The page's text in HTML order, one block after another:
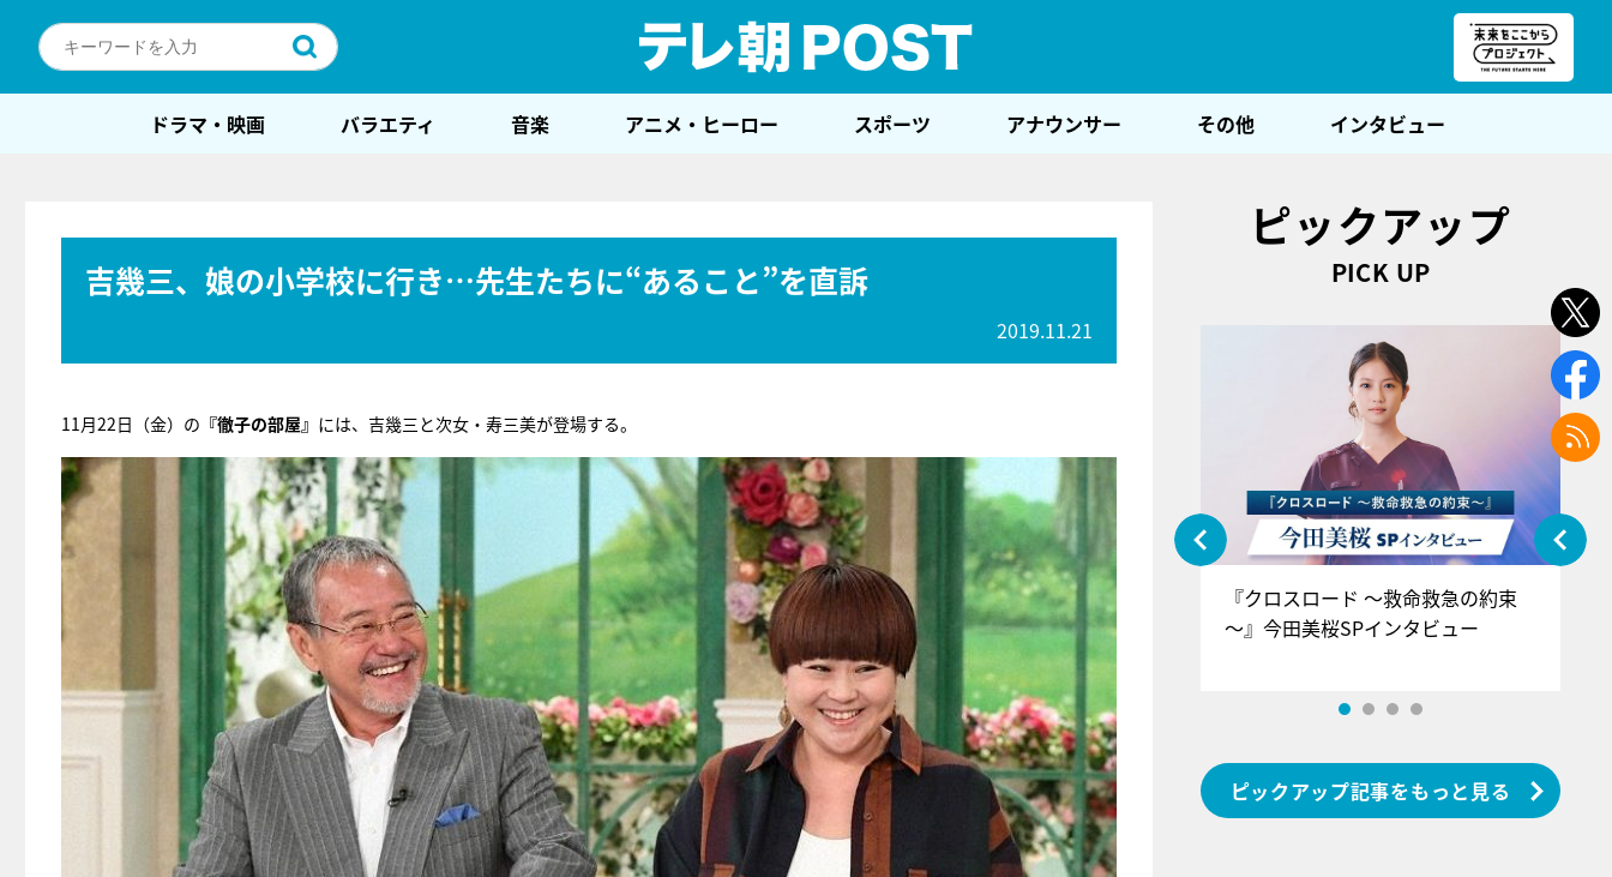
ドラマ・映画 バラエティ 音楽 アニメ・ヒーロー スポーツ アナウンサー その他 インタビュー
吉幾三、娘の小学校に行き…先生たちに“あること”を直訴
2019.11.21
11月22日（金）の 『徹子の部屋』 には、吉幾三と次女・寿三美が登場する。
ピックアップ
PICK UP
『アイ＝ラブ！げーみんぐ』＝LOV
E齋藤樹愛羅＆佐々木舞香SPインタ
ビュー
『クロスロード ～救命救急の約束
～』今田美桜SPインタビュー
ピックアップ記事をもっと見る